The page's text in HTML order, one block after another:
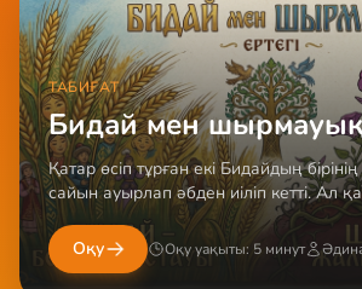
ТАБИҒАТ
Бидай мен
Қатар өсіп тұрған екі Бидайдың
сайын ауырлап әбден иіліп кетті. Ал
басын көтеріп тіп-тік тұр. Оны
Оқу
Оқу уақыты: 5 минут